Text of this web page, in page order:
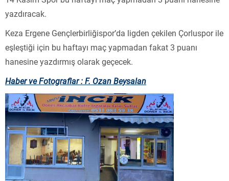
yazdıracak.
Keza Ergene Gençlerbirliğispor’da ligden çekilen Çorluspor ile
eşleştiği için bu haftayı maç yapmadan fakat 3 puanı
hanesine yazdırmış olarak geçecek.
Haber ve Fotograflar : F. Ozan Beysalan